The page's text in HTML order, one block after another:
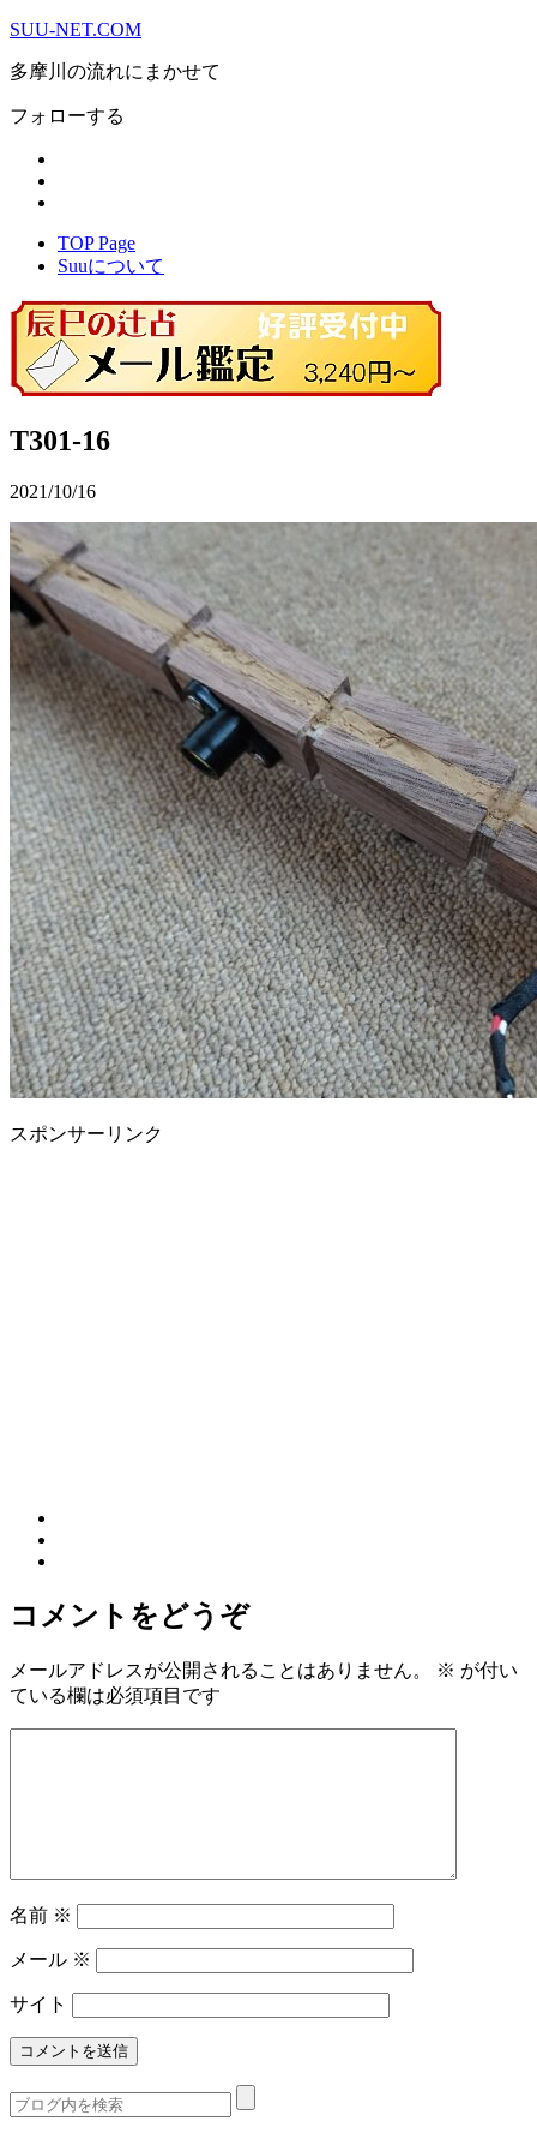
SUU-NET.COM
多摩川の流れにまかせて
フォローする
TOP Page
Suuについて
T301-16
2021/10/16
スポンサーリンク
コメントをどうぞ
メールアドレスが公開されることはありません。 ※ が付い
ている欄は必須項目です
名前 ※
メール ※
サイト